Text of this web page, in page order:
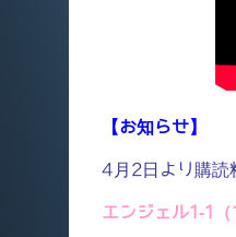
【お知らせ】
4月2日より購読
エンジェル1-1